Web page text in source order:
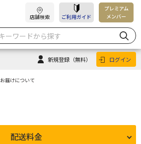
店舗検索 ご利用ガイド
プレミアム
メンバー
新規登録 （無料） ログイン
お届けについて
配送料金